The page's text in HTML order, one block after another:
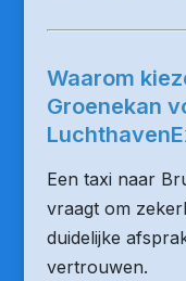
Waarom
Groenekan
Een taxi naar
vraagt om
duidelijke
vertrouwen.